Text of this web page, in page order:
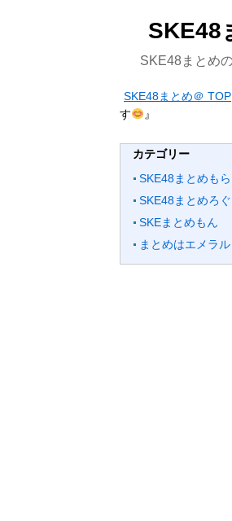
SKE48
SKE48まとめ
SKE48まとめ＠ TOP
す
』
カテゴリー
SKE48まとめも
SKE48まとめろぐ
SKEまとめもん
まとめはエメラル